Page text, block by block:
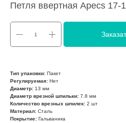
Петля ввертная Apecs 17-
Тип упаковки: Пакет
Регулируемая: Нет
Диаметр: 13 мм
Диаметр врезной шпильки: 7.8 мм
Количество врезных шпилек: 2 шт
Материал: Сталь
Покрытие: Гальваника